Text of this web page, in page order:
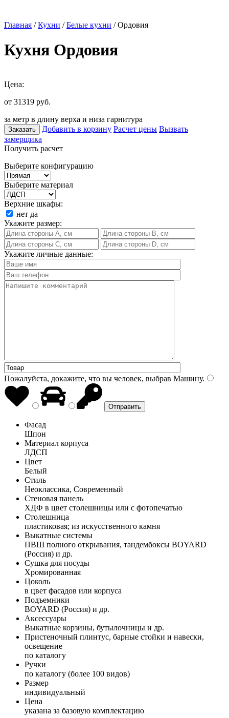
Главная /Кухни /Белые кухни / Ордовия
Кухня Ордовия
Цена:
от 31319 руб.
за метр в длину верха и низа гарнитура
Заказать Добавить в корзину Расчет цены Вызвать
замерщика
Получить расчет
Выберите конфигурацию
Выберите материал
Верхние шкафы:
нет да
Укажите размер:
Укажите личные данные:
Пожалуйста, докажите, что вы человек, выбрав Машину.
Фасад
Шпон
Материал корпуса
ЛДСП
Цвет
Белый
Стиль
Неоклассика, Современный
Стеновая панель
ХДФ в цвет столешницы или с фотопечатью
Столешница
пластиковая; из искусственного камня
Выкатные системы
ПВШ полного открывания, тандембоксы BOYARD
(Россия) и др.
Сушка для посуды
Хромированная
Цоколь
в цвет фасадов или корпуса
Подъемники
BOYARD (Россия) и др.
Аксессуары
Выкатные корзины, бутылочницы и др.
Пристеночный плинтус, барные стойки и навески,
освещение
по каталогу
Ручки
по каталогу (более 100 видов)
Размер
индивидуальный
Цена
указана за базовую комплектацию